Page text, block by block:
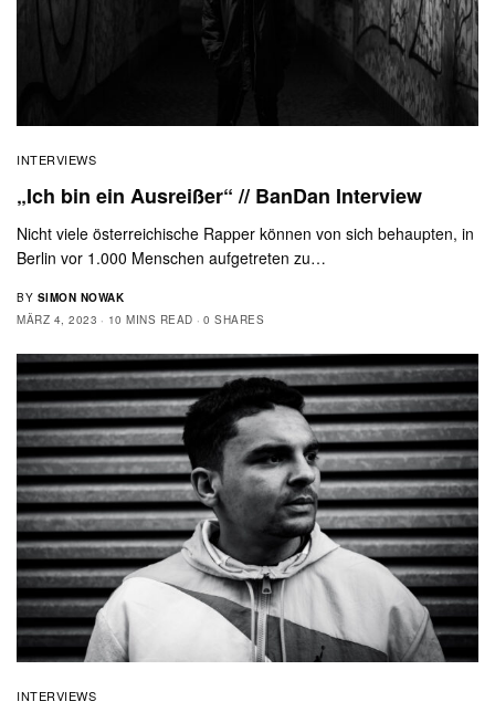
INTERVIEWS
„Ich bin ein Ausreißer“ // BanDan Interview
Nicht viele österreichische Rapper können von sich behaupten, in
Berlin vor 1.000 Menschen aufgetreten zu…
BY SIMON NOWAK
MÄRZ 4, 2023
10 MINS READ 0 SHARES
INTERVIEWS